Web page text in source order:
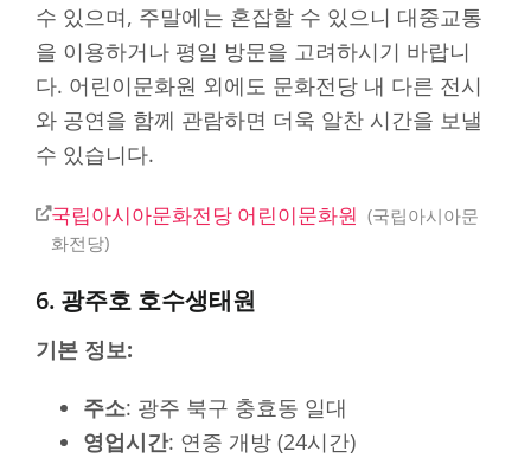
수 있으며, 주말에는 혼잡할 수 있으니 대중교통
을 이용하거나 평일 방문을 고려하시기 바랍니
다. 어린이문화원 외에도 문화전당 내 다른 전시
와 공연을 함께 관람하면 더욱 알찬 시간을 보낼
수 있습니다.
국립아시아문화전당 어린이문화원
국립아시아문
화전당
6. 광주호 호수생태원
기본 정보:
주소: 광주 북구 충효동 일대
영업시간: 연중 개방 (24시간)